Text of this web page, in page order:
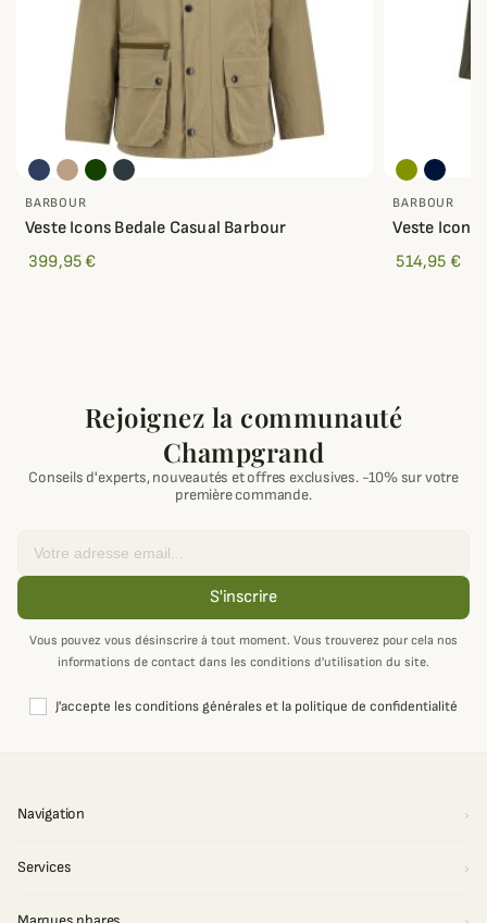
BARBOUR
Veste Icons Bedale Casual Barbour
399,95 €
BARBOUR
Veste Icons
514,95 €
Rejoignez la communauté
Champgrand
Conseils d'experts, nouveautés et offres exclusives. -10% sur votre
première commande.
S'inscrire
Vous pouvez vous désinscrire à tout moment. Vous trouverez pour cela nos
informations de contact dans les conditions d'utilisation du site.
J'accepte les conditions générales et la politique de confidentialité
Navigation
Services